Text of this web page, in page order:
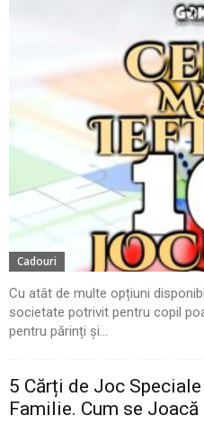
Cadouri
Cu atât de multe opțiuni
societate potrivit pentru copil
pentru părinți și...
5 Cărți de Joc
Familie. Cum se